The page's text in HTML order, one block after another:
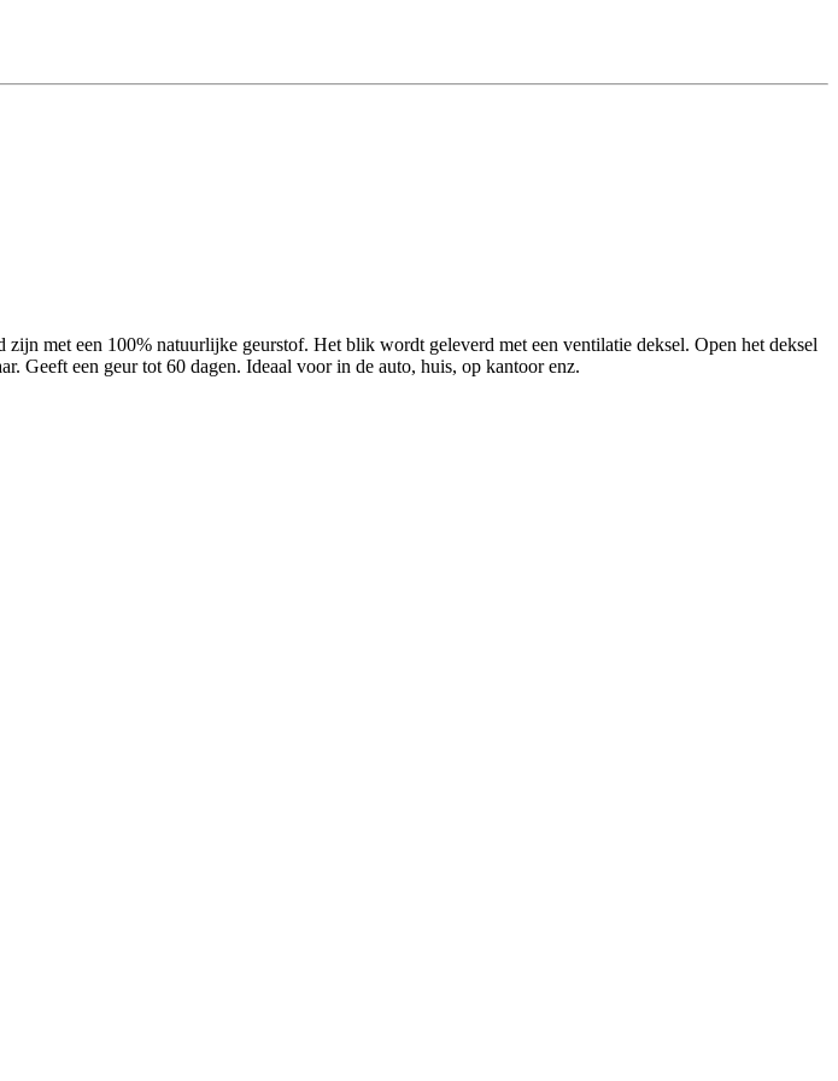
met een 100% natuurlijke geurstof. Het blik wordt geleverd met een ventilatie deksel. Open het deksel
Geeft een geur tot 60 dagen. Ideaal voor in de auto, huis, op kantoor enz.